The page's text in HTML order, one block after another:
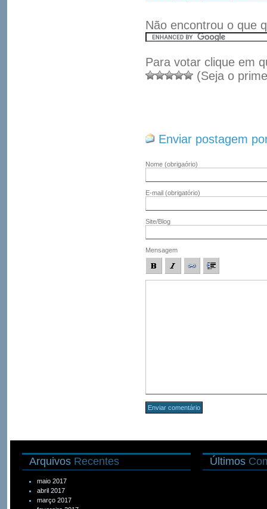
Não encontrou o que
Para votar clique em
(Seja o
Enviar postagem
Nome (obrigaório)
E-mail (obrigatório)
Site/Blog
Mensagem
Arquivos Recentes
maio 2017
abril 2017
março 2017
Últimos